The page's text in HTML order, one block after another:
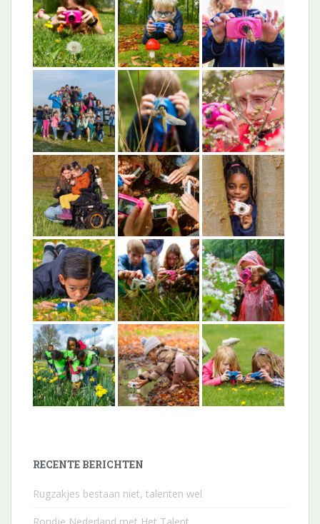
RECENTE BERICHTEN
Rugzakjes bestaan niet, talenten wel
Rondje Nederland met Het Talent